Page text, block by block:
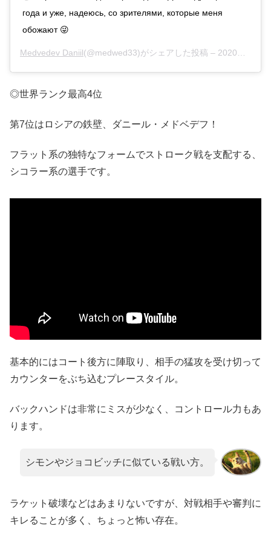
года и уже, надеюсь, со зрителями, которые меня
обожают 😜
Medvedev Daniil(@medwed33)がシェアした投稿 – 2020年 9月月12日午前5時39分PDT
◎世界ランク最高4位
第7位はロシアの鉄壁、ダニール・メドベデフ！
フラット系の独特なフォームでストローク戦を支配する、
シコラー系の選手です。
基本的にはコート後方に陣取り、相手の猛攻を受け切って
カウンターをぶち込むプレースタイル。
バックハンドは非常にミスが少なく、コントロール力もあ
ります。
シモンやジョコビッチに似ている戦い方。
ラケット破壊などはあまりないですが、対戦相手や審判に
キレることが多く、ちょっと怖い存在。